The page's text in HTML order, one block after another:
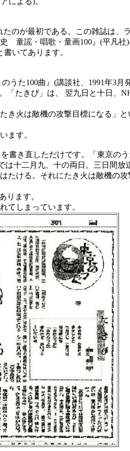
のが最初である。この雑誌は、
童謡・唱歌・童画100』(平凡社)
いてあります。
た100曲』(講談社、1991年3月
たきび」は、 翌九日と十日、
火は敵機の攻撃目標になる」
ます。
き直しただけです。「東京のう
十二月九、十の両日。三日間放
たける。それにたき火は敵機の
ります。
しまっています。